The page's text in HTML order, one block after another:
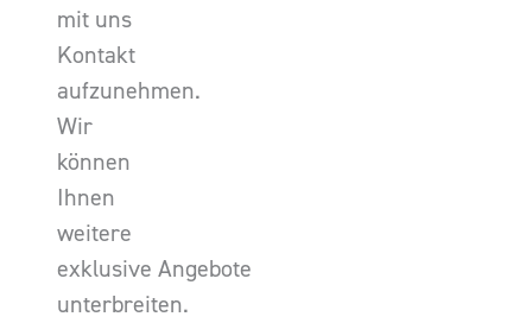
mit uns
Kontakt
aufzunehmen.
Wir
können
Ihnen
weitere
exklusive Angebote
unterbreiten.